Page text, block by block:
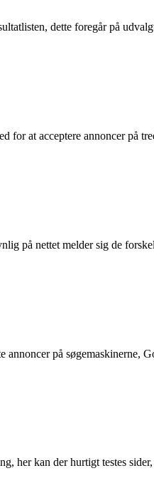
dette foregår på
for at acceptere annoncer på
på nettet melder sig de
annoncer på søgemaskinerne,
her kan der hurtigt testes